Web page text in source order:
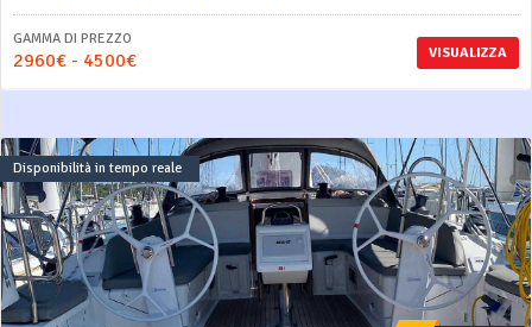
VISUALIZZA
GAMMA DI PREZZO
2960€ - 4500€
Disponibilità in tempo reale